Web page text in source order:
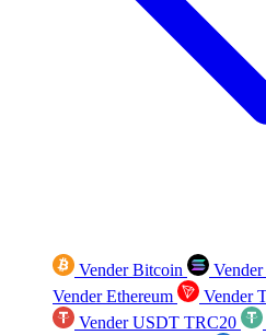
Vender Bitcoin Vender
Vender Ethereum
Vender
Vender USDT TRC20